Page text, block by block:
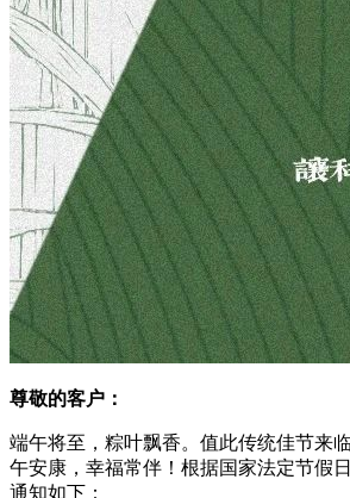
尊敬的客户：
端午将至，粽叶飘香。值此传统佳节来
午安康，幸福常伴！根据国家法定节假
通知如下：